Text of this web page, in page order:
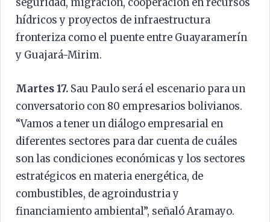
seguridad, migración, cooperación en recursos
hídricos y proyectos de infraestructura
fronteriza como el puente entre Guayaramerín
y Guajará-Mirim.
Martes 17. Sau Paulo será el escenario para un
conversatorio con 80 empresarios bolivianos.
“Vamos a tener un diálogo empresarial en
diferentes sectores para dar cuenta de cuáles
son las condiciones económicas y los sectores
estratégicos en materia energética, de
combustibles, de agroindustria y
financiamiento ambiental”, señaló Aramayo.